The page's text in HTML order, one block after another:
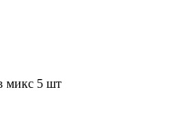
микс 5 шт